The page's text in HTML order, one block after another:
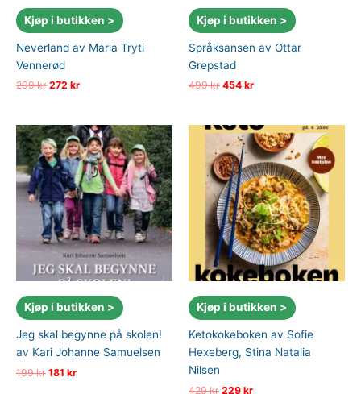
Kjøp i butikken >
Neverland av Maria Tryti
Vennerød
299kr Opprinnelig
299 kr.
272 krNåværende
272 kr.
Kjøp i butikken >
Språksansen av Ottar
Grepstad
499kr Opprinnelig
499 kr.
454 krNåværende
454 kr.
Kjøp i butikken >
Jeg skal begynne på skolen!
av Kari Johanne Samuelsen
199kr Opprinnelig
181 krNåværende
Kjøp i butikken >
Ketokokeboken av Sofie
Hexeberg, Stina Natalia
Nilsen
429kr Opprinnelig
229 krNåværende